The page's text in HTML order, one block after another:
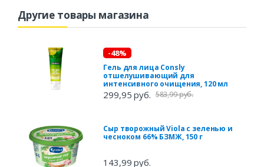
Другие товары магазина
-48%
Гель для лица Consly
отшелушивающий для
интенсивного очищения, 120 мл
299,95 руб. 583,99 руб.
Сыр творожный Viola c зеленью и
чесноком 66% БЗМЖ, 150 г
143,99 руб.